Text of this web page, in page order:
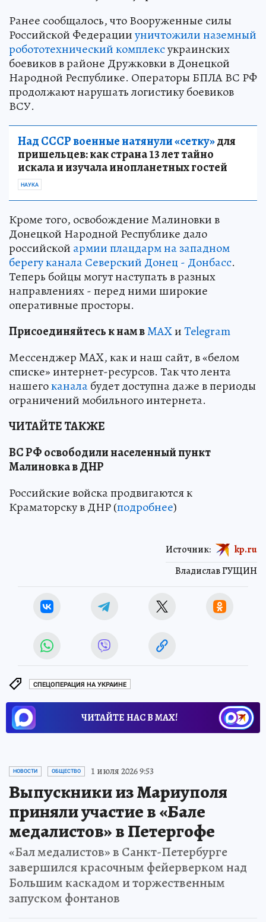
Ранее сообщалось, что Вооруженные силы
Российской Федерацииуничтожили наземный
робототехнический комплексукраинских
боевиков в районе Дружковки в Донецкой
Народной Республике. Операторы БПЛА ВС РФ
продолжают нарушать логистику боевиков
ВСУ.
Над СССР военные натянули «сетку»для
пришельцев: как страна 13 лет тайно
искала и изучала инопланетных гостей
НАУКА
Кроме того, освобождение Малиновки в
Донецкой Народной Республике дало
российской армии плацдарм на западном
берегу канала Северский Донец - Донбасс.
Теперь бойцы могут наступать в разных
направлениях - перед ними широкие
оперативные просторы.
Присоединяйтесь к нам вMAXиTelegram
Мессенджер MAX, как и наш сайт, в «белом
списке» интернет-ресурсов. Так что лента
нашегоканалабудет доступна даже в периоды
ограничений мобильного интернета.
ЧИТАЙТЕ ТАКЖЕ
ВС РФ освободили населенный пункт
Малиновка в ДНР
Российские войска продвигаются к
Краматорску в ДНР (подробнее)
Владислав ГУЩИН
Источник: kp.ru
СПЕЦОПЕРАЦИЯ НА УКРАИНЕ
ЧИТАЙТЕ НАС В МАХ!
НОВОСТИ ОБЩЕСТВО 1 июля 2026 9:53
Выпускники из Мариуполя
приняли участие в «Бале
медалистов» в Петергофе
«Бал медалистов» в Санкт-Петербурге
завершился красочным фейерверком над
Большим каскадом и торжественным
запуском фонтанов